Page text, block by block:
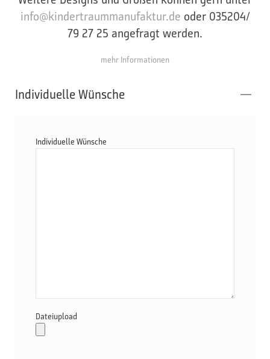
info@kindertraummanufaktur.de oder 035204/
79 27 25 angefragt werden.
mehr Informationen
Individuelle Wünsche
Individuelle Wünsche
Dateiupload